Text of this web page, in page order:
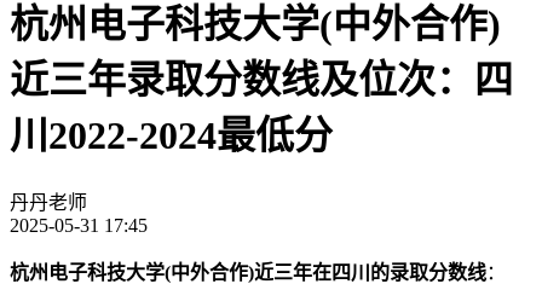
杭州电子科技大学(中外合作)
近三年录取分数线及位次：四
川2022-2024最低分
丹丹老师
2025-05-31 17:45
杭州电子科技大学(中外合作)近三年在四川的录取分数线：